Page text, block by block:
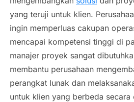
yang teruji untuk klien.
ingin memperluas cakupan
mencapai kompetensi tinggi di
manajer proyek sangat
membantu perusahaan
perangkat lunak dan
untuk klien yang berbeda